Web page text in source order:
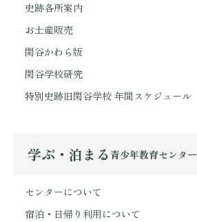
史跡各所案内
お土産販売
閑谷かわら版
閑谷学校研究
特別史跡旧閑谷学校 年間スケジュール
学ぶ・泊まる 青少年教育センター
センターについて
宿泊・日帰り利用について